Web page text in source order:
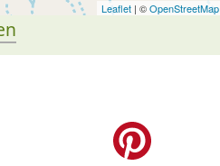
Leaflet | ©OpenStreetMap